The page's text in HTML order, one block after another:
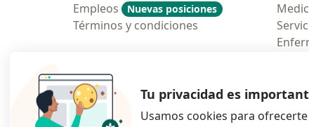
Empleos
Nuevas posiciones
Términos y condiciones
Tu privacidad es
Usamos cookies para